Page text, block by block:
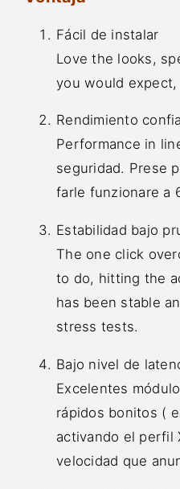
Fácil de instalar
Love the looks,
you would
Rendimiento
Performance in
seguridad. Prese
farle funzionare a
Estabilidad bajo
The one click
to do, hitting the
has been stable
stress tests.
Bajo nivel de
Excelentes
rápidos bonitos (
activando el perfil
velocidad que